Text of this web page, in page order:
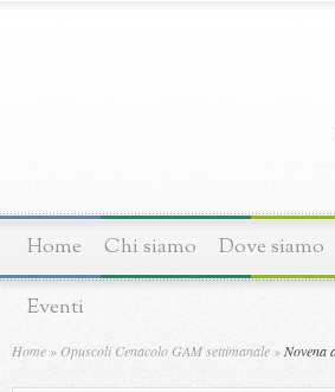
Home Chi siamo Dove siamo
Eventi
Home » Opuscoli Cenacolo GAM settimanale »Novena